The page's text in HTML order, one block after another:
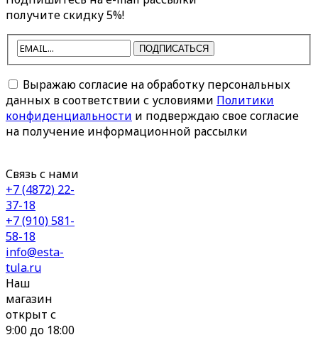
получите скидку 5%!
ПОДПИСАТЬСЯ
Выражаю согласие на обработку персональных
данных в соответствии с условиями Политики
конфиденциальности и подверждаю свое согласие
на получение информационной рассылки
Связь с нами
+7 (4872) 22-
37-18
+7 (910) 581-
58-18
info@esta-
tula.ru
Наш
магазин
открыт с
9:00 до 18:00